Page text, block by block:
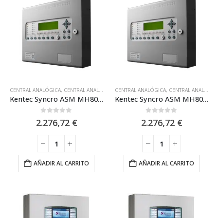
CENTRAL ANALÓGICA, CENTRAL ANALÓGICA 2 LAZOS ,EQUIPOS CON CERTIFICACIÓN
Kentec Syncro ASM MH80162M2 A – Central Analógica de 2 Lazos con Certificación Marina – Hochiki
2.276,72 €
AÑADIR AL CARRITO
CENTRAL ANALÓGICA, CENTRAL ANALÓGICA 2 LAZOS
Kentec Syncro ASM MH80162M2 Central Analógica de 2 Lazos con Certificacion Marina – Hochiki
2.276,72 €
AÑADIR AL CARRITO